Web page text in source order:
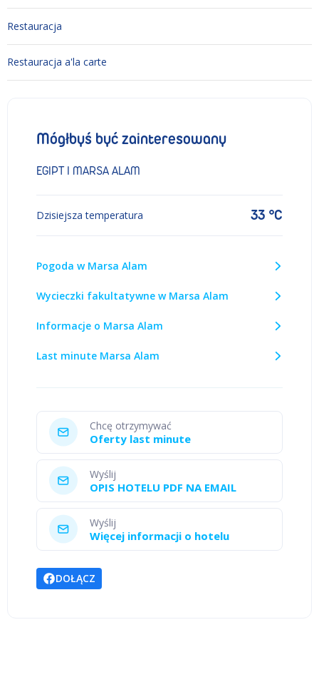
Restauracja
Restauracja a'la carte
Mógłbyś być zainteresowany
EGIPT I MARSA ALAM
Dzisiejsza temperatura 33 °C
Pogoda w Marsa Alam
Wycieczki fakultatywne w Marsa Alam
Informacje o Marsa Alam
Last minute Marsa Alam
Chcę otrzymywać
Oferty last minute
Wyślij
OPIS HOTELU PDF NA EMAIL
Wyślij
Więcej informacji o hotelu
DOŁĄCZ